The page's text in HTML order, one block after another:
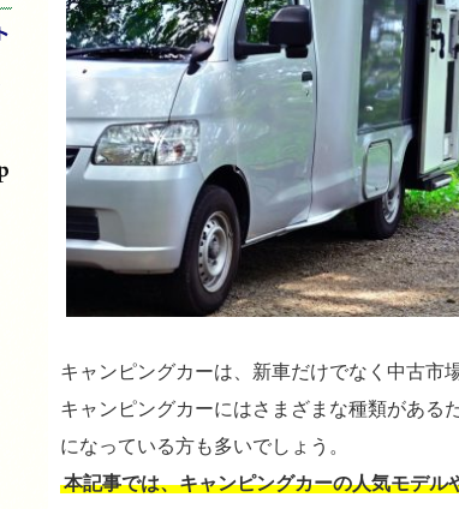
キャンピングカーは、新車だけでなく中古市
キャンピングカーにはさまざまな種類がある
になっている方も多いでしょう。
本記事では、キャンピングカーの人気モデル